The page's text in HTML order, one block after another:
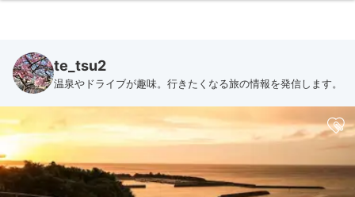
te_tsu2
温泉やドライブが趣味。行きたくなる旅の情報を発信します。